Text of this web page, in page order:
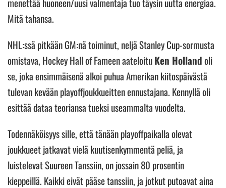
Mitä tahansa.
NHL:ssä pitkään GM:nä toiminut, neljä Stanley Cup-sormusta
omistava, Hockey Hall of Fameen aateloituKen Hollandoli
se, joka ensimmäisenä alkoi puhua Amerikan kiitospäivästä
tulevan kevään playoffjoukkueitten ennustajana. Kennyllä oli
esittää dataa teoriansa tueksi useammalta vuodelta.
Todennäköisyys sille, että tänään playoffpaikalla olevat
joukkueet jatkavat vielä kuutisenkymmentä peliä, ja
luistelevat Suureen Tanssiin, on jossain 80 prosentin
kieppeillä. Kaikki eivät pääse tanssiin, ja jotkut putoavat aina